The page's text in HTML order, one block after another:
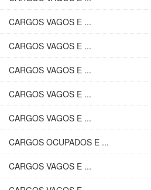
CARGOS VAGOS E ...
CARGOS VAGOS E ...
CARGOS VAGOS E ...
CARGOS VAGOS E ...
CARGOS VAGOS E ...
CARGOS OCUPADOS E ...
CARGOS VAGOS E ...